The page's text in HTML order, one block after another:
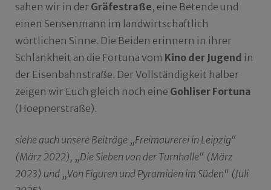
sahen wir in der Gräfestraße, eine Betende und
einen Sensenmann im landwirtschaftlich
wörtlichen Sinne. Die Beiden erinnern in ihrer
Schlankheit an die Fortuna vom Kino der Jugend in
der Eisenbahnstraße. Der Vollständigkeit halber
zeigen wir Euch gleich noch eine Gohliser Fortuna
(Hoepnerstraße).
siehe auch unsere Beiträge „Freimaurerei in Leipzig“
(März 2022), „Die Sieben von der Turnhalle“ (März
2023) und „Von Figuren und Pyramiden im Süden“ (Juli